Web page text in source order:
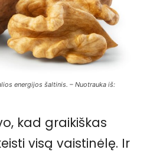
energijos šaltinis. – Nuotrauka iš:
kad graikiškas
visą vaistinėlę. Ir